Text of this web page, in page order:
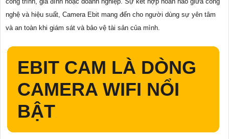
nghệ và hiệu suất, Camera Ebit mang đến cho người dùng sự yên tâm
và an toàn khi giám sát và bảo vệ tài sản của mình.
EBIT CAM LÀ DÒNG
CAMERA WIFI NỔI
BẬT